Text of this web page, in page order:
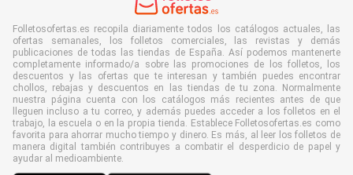
Folletosofertas.es recopila diariamente todos los catálogos actuales, las
ofertas semanales, los folletos comerciales, las revistas y demás
publicaciones de todas las tiendas de España. Así podemos mantenerte
completamente informado/a sobre las promociones de los folletos, los
descuentos y las ofertas que te interesan y también puedes encontrar
chollos, rebajas y descuentos en las tiendas de tu zona. Normalmente
nuestra página cuenta con los catálogos más recientes antes de que
lleguen incluso a tu correo, y además puedes acceder a los folletos en el
trabajo, la escuela o en la propia tienda. Establece Folletosofertas.es como
favorita para ahorrar mucho tiempo y dinero. Es más, al leer los folletos de
manera digital también contribuyes a combatir el desperdicio de papel y
ayudar al medioambiente.